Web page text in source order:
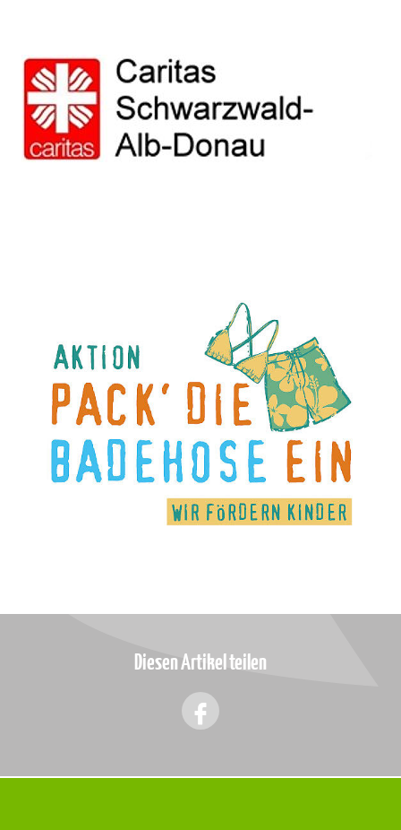
Diesen Artikel teilen